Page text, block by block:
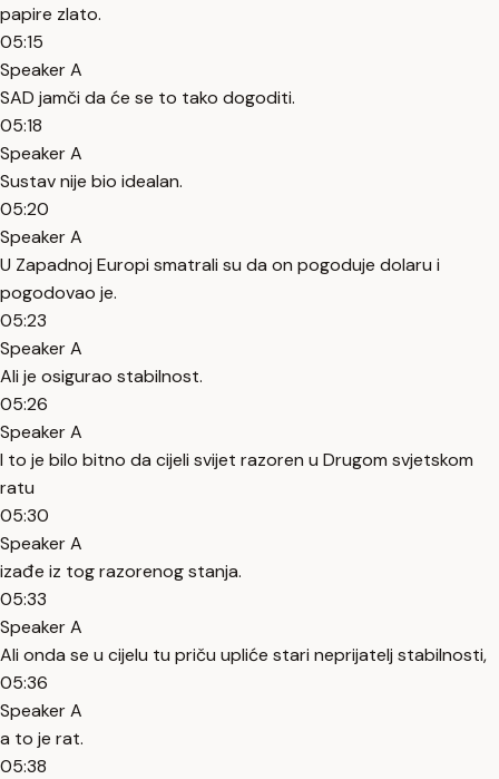
papire zlato.
05:15
Speaker A
SAD jamči da će se to tako dogoditi.
05:18
Speaker A
Sustav nije bio idealan.
05:20
Speaker A
U Zapadnoj Europi smatrali su da on pogoduje dolaru i
pogodovao je.
05:23
Speaker A
Ali je osigurao stabilnost.
05:26
Speaker A
I to je bilo bitno da cijeli svijet razoren u Drugom svjetskom
ratu
05:30
Speaker A
izađe iz tog razorenog stanja.
05:33
Speaker A
Ali onda se u cijelu tu priču upliće stari neprijatelj stabilnosti,
05:36
Speaker A
a to je rat.
05:38